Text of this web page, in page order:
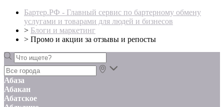
Бартер.РФ - Главный сервис по бартерному обмену
услугами и товарами для людей и бизнесов
> Блоги и маркетинг
> Промо и акции за отзывы и репосты
Абаза
Абакан
Абатское